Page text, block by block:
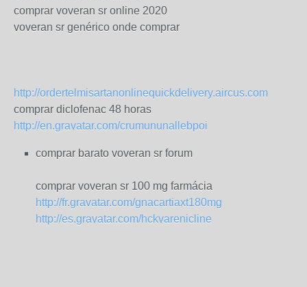
comprar voveran sr online 2020
voveran sr genérico onde comprar
http://ordertelmisartanonlinequickdelivery.aircus.com
comprar diclofenac 48 horas
http://en.gravatar.com/crumununallebpoi
comprar barato voveran sr forum
comprar voveran sr 100 mg farmácia
http://fr.gravatar.com/gnacartiaxt180mg
http://es.gravatar.com/hckvarenicline